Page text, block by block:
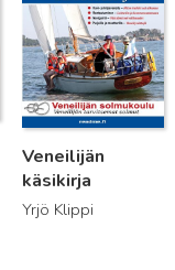
Veneilijän
käsikirja
Yrjö Klippi